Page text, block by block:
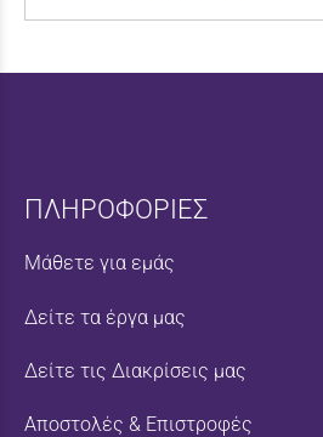
ΠΛΗΡΟΦΟΡΙΕΣ
Μάθετε για εμάς
Δείτε τα έργα μας
Δείτε τις Διακρίσεις μας
Αποστολές & Επιστροφές